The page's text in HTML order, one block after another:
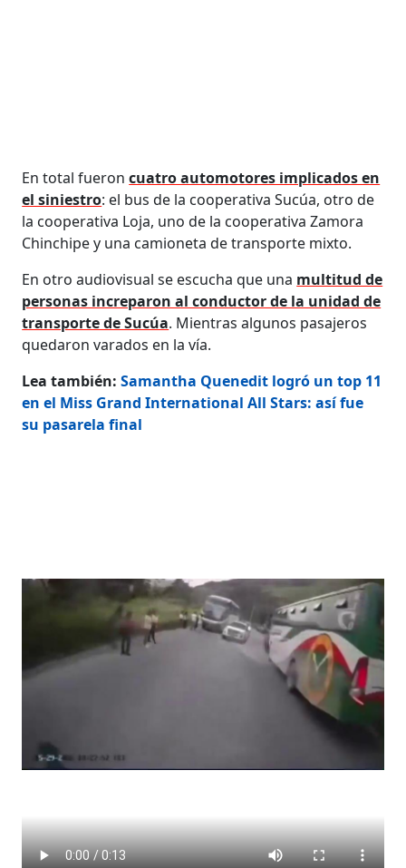
En total fueroncuatro automotores implicados en
el siniestro: el bus de la cooperativa Sucúa, otro de
la cooperativa Loja, uno de la cooperativa Zamora
Chinchipe y una camioneta de transporte mixto.
En otro audiovisual se escucha que una multitud de
personas increparon al conductor de la unidad de
transporte de Sucúa. Mientras algunos pasajeros
quedaron varados en la vía.
Lea también:Samantha Quenedit logró un top 11
en el Miss Grand International All Stars: así fue
su pasarela final